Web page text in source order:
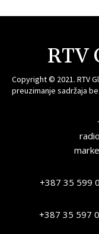
RTV
Copyright © 2021. RTV
preuzimanje sadržaja
+387 35 599
+387 35 597